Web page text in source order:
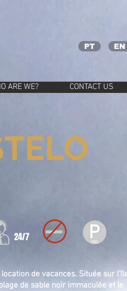
PT EN
CONTACT US
ARE WE?
de vacances. Située sur
de sable noir immaculée et le
24/7